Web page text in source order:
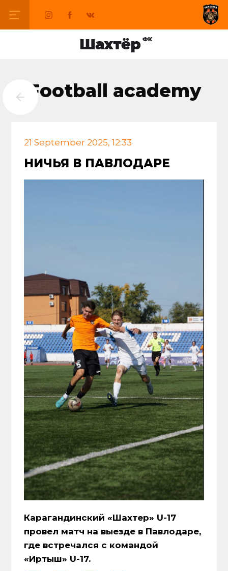
Football academy
21 September 2025, 12:33
НИЧЬЯ В ПАВЛОДАРЕ
Карагандинский «Шахтер» U-17
провел матч на выезде в Павлодаре,
где встречался с командой
«Иртыш» U-17.